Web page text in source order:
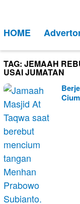
kontenMobile
HOME
TAG: JEMAAH
USAI JUMATAN